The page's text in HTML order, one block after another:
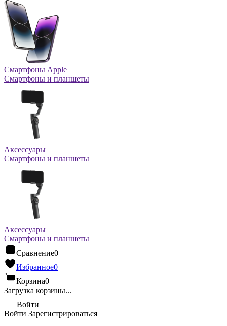
Смартфоны Apple
Смартфоны и планшеты
Аксессуары
Смартфоны и планшеты
Аксессуары
Смартфоны и планшеты
Сравнение0
Избранное0
Корзина0
Загрузка корзины...
Войти
Войти Зарегистрироваться